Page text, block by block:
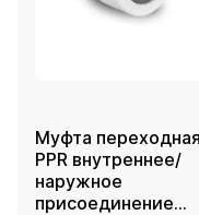
Муфта переходная
PPR внутреннее/
наружное
присоединение